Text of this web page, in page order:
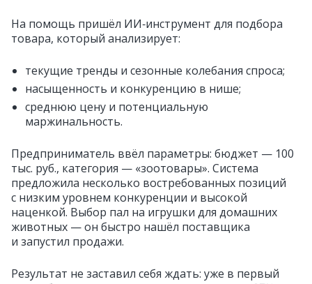
На помощь пришёл ИИ‑инструмент для подбора
товара, который анализирует:
текущие тренды и сезонные колебания спроса;
насыщенность и конкуренцию в нише;
среднюю цену и потенциальную
маржинальность.
Предприниматель ввёл параметры: бюджет — 100
тыс. руб., категория — «зоотовары». Система
предложила несколько востребованных позиций
с низким уровнем конкуренции и высокой
наценкой. Выбор пал на игрушки для домашних
животных — он быстро нашёл поставщика
и запустил продажи.
Результат не заставил себя ждать: уже в первый